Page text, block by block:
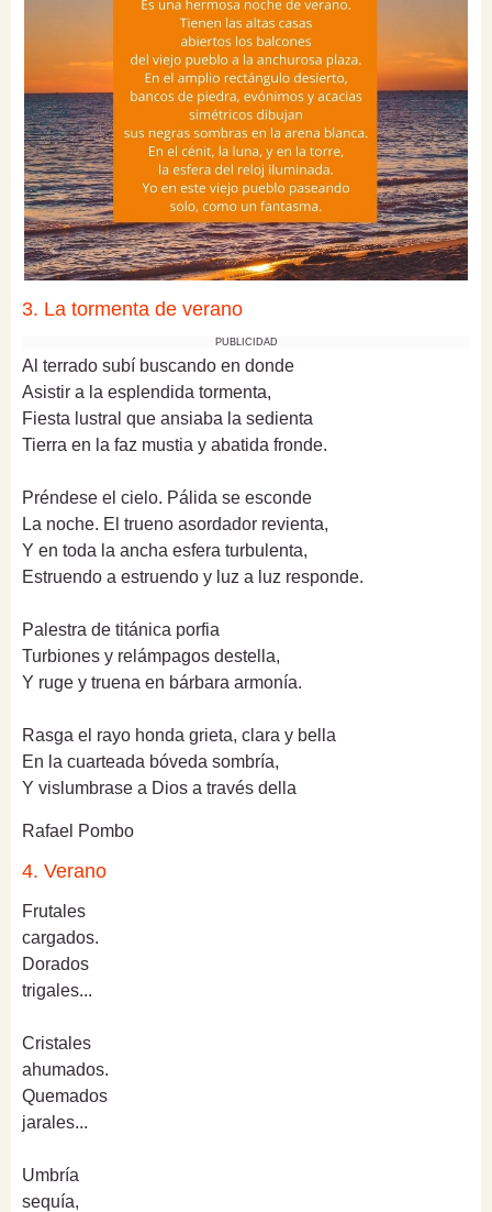
3. La tormenta de verano
PUBLICIDAD
Al terrado subí buscando en donde
Asistir a la esplendida tormenta,
Fiesta lustral que ansiaba la sedienta
Tierra en la faz mustia y abatida fronde.
Préndese el cielo. Pálida se esconde
La noche. El trueno asordador revienta,
Y en toda la ancha esfera turbulenta,
Estruendo a estruendo y luz a luz responde.
Palestra de titánica porfia
Turbiones y relámpagos destella,
Y ruge y truena en bárbara armonía.
Rasga el rayo honda grieta, clara y bella
En la cuarteada bóveda sombría,
Y vislumbrase a Dios a través della
Rafael Pombo
4. Verano
Frutales
cargados.
Dorados
trigales...
Cristales
ahumados.
Quemados
jarales...
Umbría
sequía,